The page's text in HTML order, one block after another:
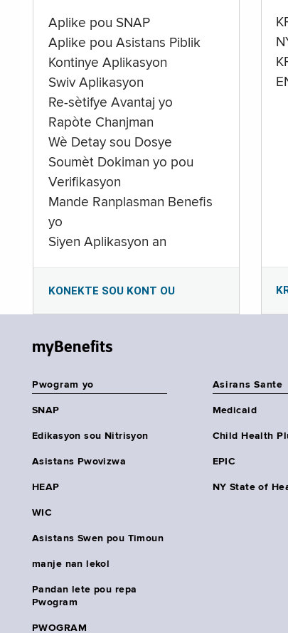
Aplike pou SNAP
Aplike pou Asistans Piblik
Kontinye Aplikasyon
Swiv Aplikasyon
Re-sètifye Avantaj yo
Rapòte Chanjman
Wè Detay sou Dosye
Soumèt Dokiman yo pou
Verifikasyon
Mande Ranplasman Benefis
yo
Siyen Aplikasyon an
KONEKTE SOU KONT OU
myBenefits
Pwogram yo
SNAP
Edikasyon sou Nitrisyon
Asistans Pwovizwa
HEAP
WIC
Asistans Swen pou Timoun
manje nan lekol
Pandan lete pou repa
Pwogram
PWOGRAM
Asirans Sante
Medicaid
Child Health
EPIC
NY State of